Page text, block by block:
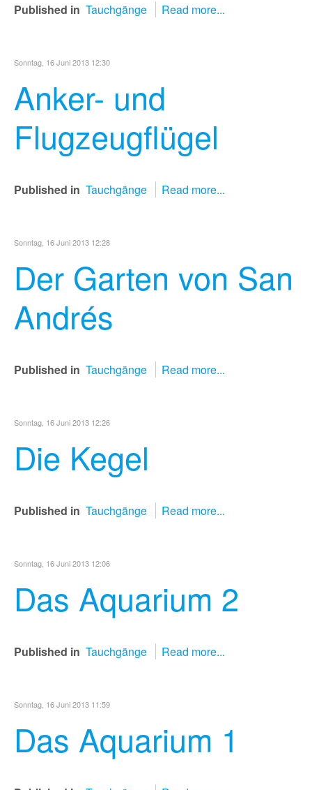
Published in Tauchgänge Read more...
Sonntag, 16 Juni 2013 12:30
Anker- und
Flugzeugflügel
Published in Tauchgänge Read more...
Sonntag, 16 Juni 2013 12:28
Der Garten von San
Andrés
Published in Tauchgänge Read more...
Sonntag, 16 Juni 2013 12:26
Die Kegel
Published in Tauchgänge Read more...
Sonntag, 16 Juni 2013 12:06
Das Aquarium 2
Published in Tauchgänge Read more...
Sonntag, 16 Juni 2013 11:59
Das Aquarium 1